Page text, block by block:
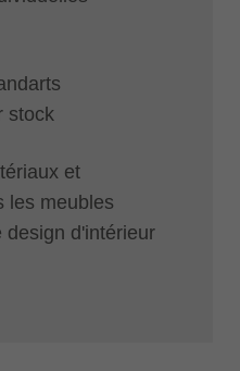
stock
et
les meubles
design d'intérieur